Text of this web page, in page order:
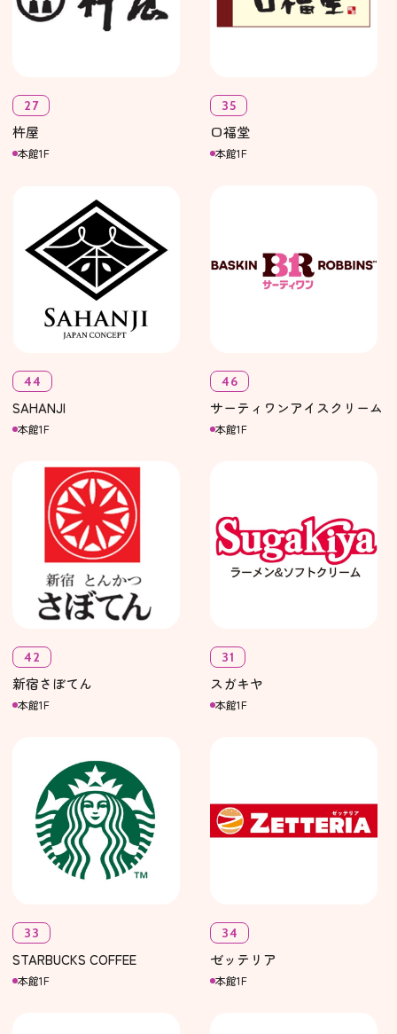
27
杵屋
本館1F
35
口福堂
本館1F
44
SAHANJI
本館1F
46
サーティワンアイスクリーム
本館1F
42
新宿さぼてん
本館1F
31
スガキヤ
本館1F
33
STARBUCKS COFFEE
本館1F
34
ゼッテリア
本館1F